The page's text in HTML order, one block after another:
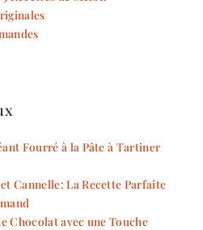
Fourré à la Pâte à Tartiner
Cannelle: La Recette Parfaite
Chocolat avec une Touche